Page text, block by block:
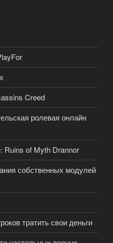
Creed
ролевая онлайн
Ruins of Myth Drannor
собственных модулей
тратить свои деньги